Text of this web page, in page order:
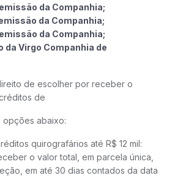
da Companhia;
da Companhia;
da Companhia;
da Virgo Companhia de
de escolher por receber o
de
opções abaixo:
quirografários até R$ 12 mil:
o valor total, em parcela única,
em até 30 dias contados da data